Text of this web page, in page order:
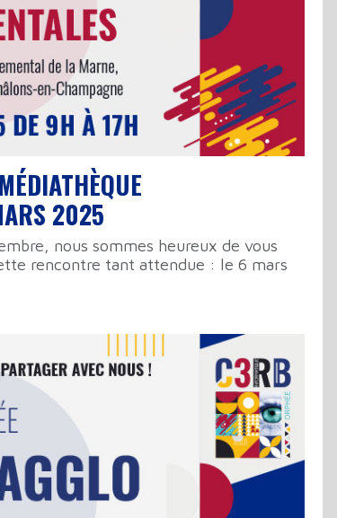
2025
nous sommes heureux de vous
rencontre tant attendue : le 6 mars